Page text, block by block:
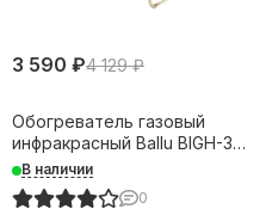
3 590 ₽4 129 ₽
Обогреватель газовый
инфракрасный Ballu BIGH-3
кВт 24668
В наличии
0